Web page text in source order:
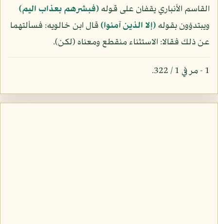
القاسم الأنباري يقفان على قوله(فبشرهم بعذاب اليم)
ويبتدؤون بقوله(إلا الذين آمنوا)قال ابن خالويه: فسألتهما
عن ذلك فقالا: الاستثناء منقطع ومعناه (لكن).
1 - مر في 1 / 322.